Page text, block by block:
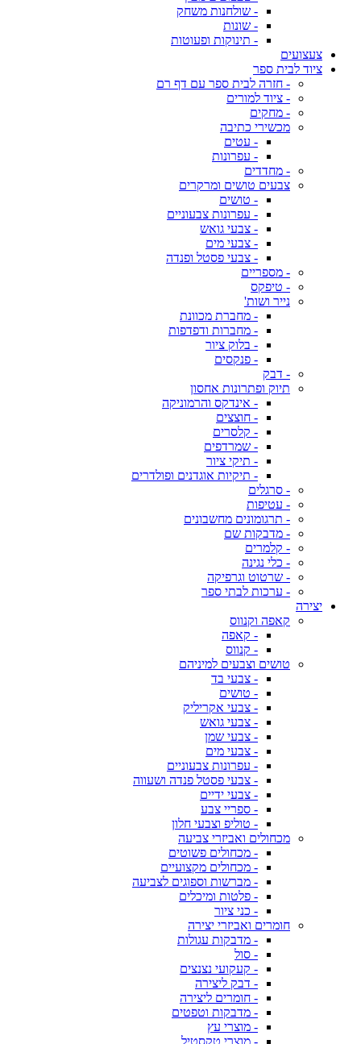
- שולחנות משחק
- שונות
- תינוקות ופעוטות
צעצועים
ציוד לבית ספר
- חזרה לבית ספר עם דף רם
- ציוד למורים
- מחקים
מכשירי כתיבה
- עטים
- עפרונות
- מחדדים
צבעים טושים ומרקרים
- טושים
- עפרונות צבעוניים
- צבעי גואש
- צבעי מים
- צבעי פסטל ופנדה
- מספריים
- טיפקס
נייר ושות'
- מחברת מכוונת
- מחברות ודפדפות
- בלוק ציור
- פנקסים
- דבק
תיוק ופתרונות אחסון
- אינדקס והרמוניקה
- חוצצים
- קלסרים
- שמרדפים
- תיקי ציור
- תיקיות אוגדנים ופולדרים
- סרגלים
- עטיפות
- תרגומונים מחשבונים
- מדבקות שם
- קלמרים
- כלי נגינה
- שרטוט וגרפיקה
- ערכות לבתי ספר
יצירה
קאפה וקנווס
- קאפה
- קנווס
טושים וצבעים למיניהם
- צבעי בד
- טושים
- צבעי אקריליק
- צבעי גואש
- צבעי שמן
- צבעי מים
- עפרונות צבעוניים
- צבעי פסטל פנדה ושעווה
- צבעי ידיים
- ספריי צבע
- טוליפ וצבעי חלון
מכחולים ואביזרי צביעה
- מכחולים פשוטים
- מכחולים מקצועיים
- מברשות וספוגים לצביעה
- פלטות ומיכלים
- כני ציור
חומרים ואביזרי יצירה
- מדבקות עגולות
- סול
- קעקועי נצנצים
- דבק ליצירה
- חומרים ליצירה
- מדבקות וטפטים
- מוצרי עץ
- מוצרי טקסטיל